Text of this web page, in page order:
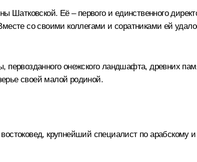
Её – первого и единственного
со своими коллегами и соратниками ей
онежского ландшафта, древних
своей малой родиной.
крупнейший специалист по